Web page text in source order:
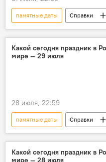
Исторические личности
памятные даты
Справки
Этот день в истории
Какой сегодня праздник
Народный календарь
Исторические личности
Какой сегодня праздник в
мире — 29 июля
28 июля, 22:59
памятные даты
Справки
Этот день в истории
Какой сегодня праздник
Какой сегодня праздник в
мире — 28 июля